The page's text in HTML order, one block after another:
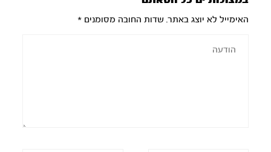
האימייל לא יוצג באתר. שדות החובה מסומנים*